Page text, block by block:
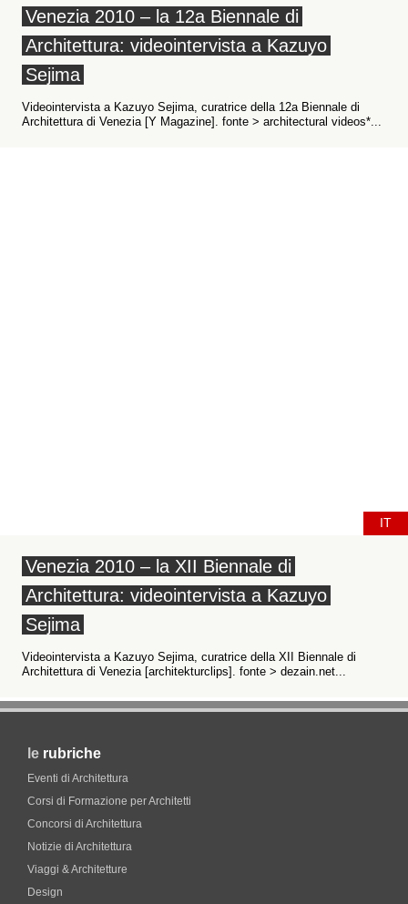
Venezia 2010 – la 12a Biennale di
Architettura: videointervista a Kazuyo
Sejima
Videointervista a Kazuyo Sejima, curatrice della 12a Biennale di
Architettura di Venezia [Y Magazine]. fonte > architectural videos*...
IT
Venezia 2010 – la XII Biennale di
Architettura: videointervista a Kazuyo
Sejima
Videointervista a Kazuyo Sejima, curatrice della XII Biennale di
Architettura di Venezia [architekturclips]. fonte > dezain.net...
le rubriche
Eventi di Architettura
Corsi di Formazione per Architetti
Concorsi di Architettura
Notizie di Architettura
Viaggi & Architetture
Design